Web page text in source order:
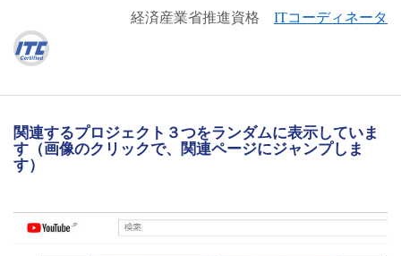
経済産業省推進資格 ITコーディネータ
関連するプロジェクト３つをランダムに表示していま
す（画像のクリックで、関連ページにジャンプしま
す）